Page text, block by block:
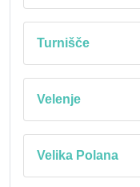
Turnišče
Velenje
Velika Polana